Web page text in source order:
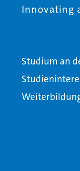
Innovating
Studium an